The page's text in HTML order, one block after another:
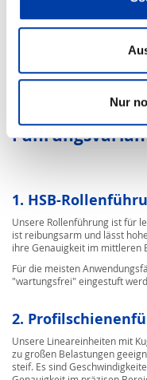
Nur
1. HSB-
Unsere Rollenführung ist für
ist reibungsarm und lässt
ihre Genauigkeit im mittleren
Für die meisten
"wartungsfrei" eingestuft
2.
Unsere Lineareinheiten mit
zu großen Belastungen
steif. Es sind